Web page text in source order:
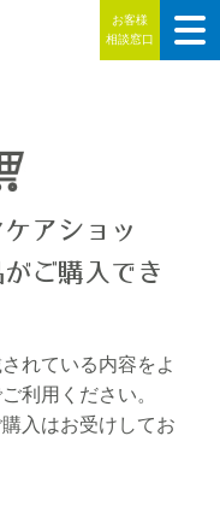
お客様
相談窓口
アショッ
ご購入でき
れている内容をよ
利用ください。
入はお受けしてお